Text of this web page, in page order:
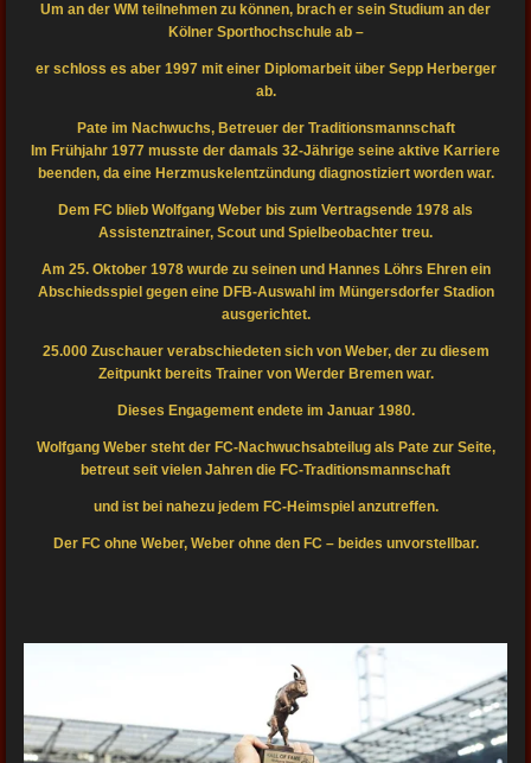
Um an der WM teilnehmen zu können, brach er sein Studium an der
Kölner Sporthochschule ab –
er schloss es aber 1997 mit einer Diplomarbeit über Sepp Herberger
ab.
Pate im Nachwuchs, Betreuer der Traditionsmannschaft
Im Frühjahr 1977 musste der damals 32-Jährige seine aktive Karriere
beenden, da eine Herzmuskelentzündung diagnostiziert worden war.
Dem FC blieb Wolfgang Weber bis zum Vertragsende 1978 als
Assistenztrainer, Scout und Spielbeobachter treu.
Am 25. Oktober 1978 wurde zu seinen und Hannes Löhrs Ehren ein
Abschiedsspiel gegen eine DFB-Auswahl im Müngersdorfer Stadion
ausgerichtet.
25.000 Zuschauer verabschiedeten sich von Weber, der zu diesem
Zeitpunkt bereits Trainer von Werder Bremen war.
Dieses Engagement endete im Januar 1980.
Wolfgang Weber steht der FC-Nachwuchsabteilug als Pate zur Seite,
betreut seit vielen Jahren die FC-Traditionsmannschaft
und ist bei nahezu jedem FC-Heimspiel anzutreffen.
Der FC ohne Weber, Weber ohne den FC – beides unvorstellbar.